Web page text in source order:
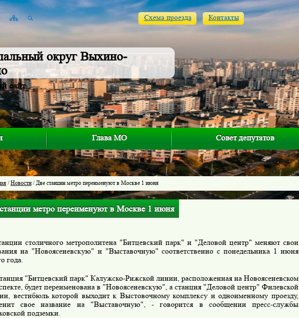
округ Выхино-
сайт
Схема проезда Контакты
Глава МО Совет депутатов
/Новости/ Две станции метро переименуют в Москве 1 июня
метро переименуют в Москве 1 июня
столичного метрополитена "Битцевский парк" и "Деловой центр" меняют свои
на "Новоясеневскую" и "Выставочную" соответственно с понедельника 1 июня
года.
"Битцевский парк" Калужско-Рижской линии, расположенная на Новоясеневском
будет переименована в "Новоясеневскую", а станция "Деловой центр" Филевской
вестибюль которой выходит к Выстовочному комплексу и одноименному проезду,
свое название на "Выставочную", - говорится в сообщении пресс-службы
подземки.